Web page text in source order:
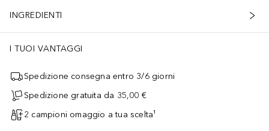
INGREDIENTI
I TUOI VANTAGGI
Spedizione consegna entro 3/6 giorni
Spedizione gratuita da 35,00 €
2 campioni omaggio a tua scelta¹